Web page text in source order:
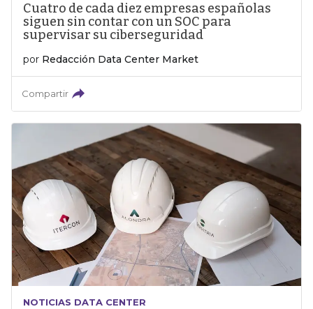
Cuatro de cada diez empresas españolas
siguen sin contar con un SOC para
supervisar su ciberseguridad
por Redacción Data Center Market
Compartir
NOTICIAS DATA CENTER